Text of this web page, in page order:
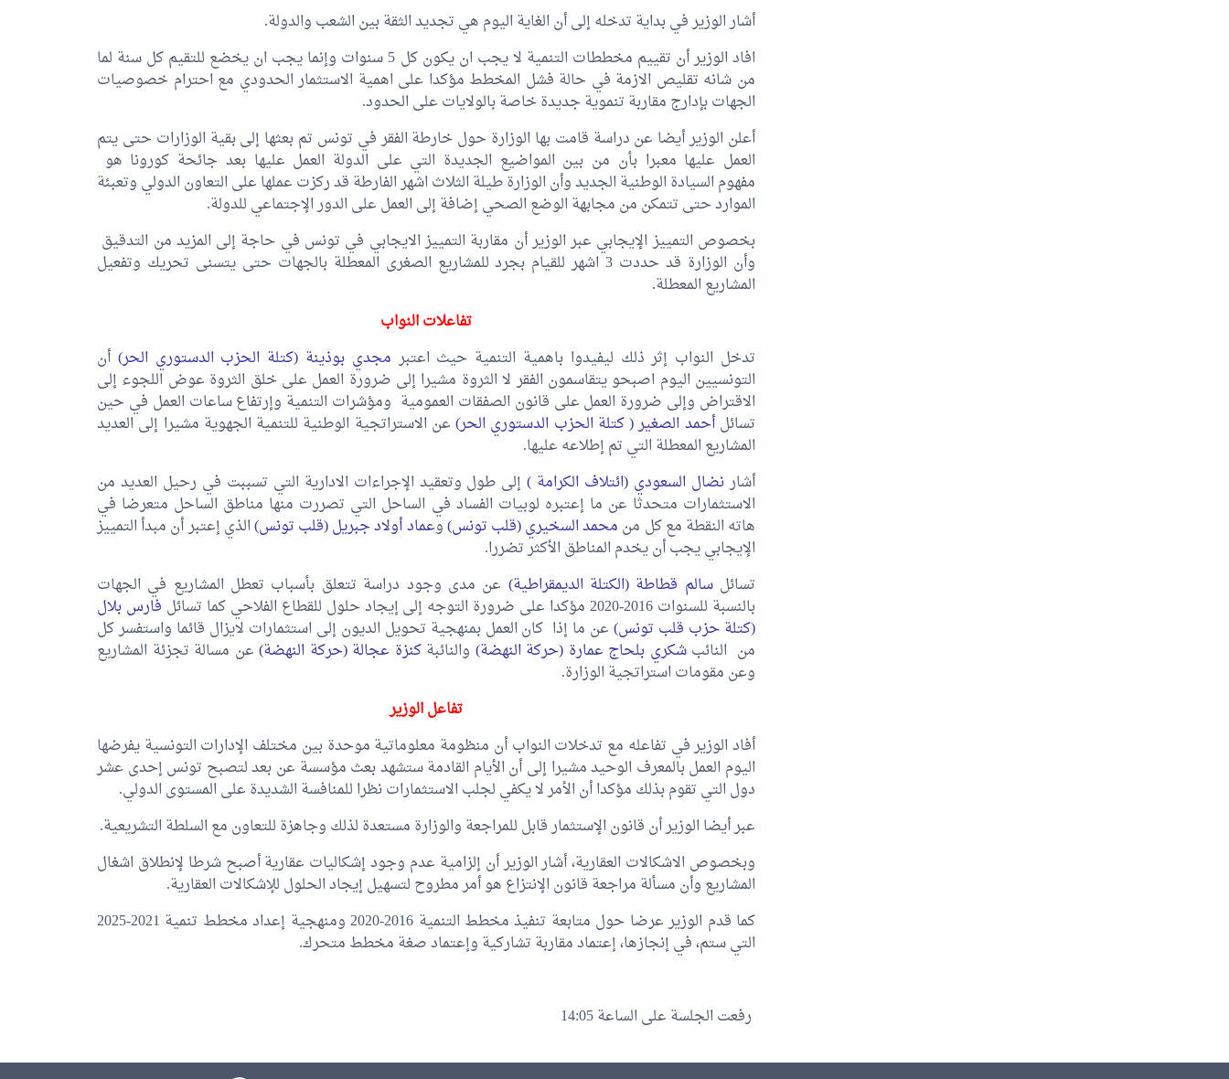
أشار الوزير في بداية تدخله إلى أن الغاية اليوم هي تجديد الثقة بين الشعب والدولة.
افاد الوزير أن تقييم مخططات التنمية لا يجب ان يكون كل 5 سنوات وإنما يجب ان يخضع للتقيم كل سنة لما
من شانه تقليص الازمة في حالة فشل المخطط مؤكدا على اهمية الاستثمار الحدودي مع احترام خصوصيات
الجهات بإدارج مقاربة تنموية جديدة خاصة بالولايات على الحدود.
أعلن الوزير أيضا عن دراسة قامت بها الوزارة حول خارطة الفقر في تونس تم بعثها إلى بقية الوزارات حتى يتم
العمل عليها معبرا بأن من بين المواضيع الجديدة التي على الدولة العمل عليها بعد جائحة كورونا هو
مفهوم السيادة الوطنية الجديد وأن الوزارة طيلة الثلاث اشهر الفارطة قد ركزت عملها على التعاون الدولي وتعبئة
الموارد حتى تتمكن من مجابهة الوضع الصحي إضافة إلى العمل على الدور الإجتماعي للدولة.
بخصوص التمييز الإيجابي عبر الوزير أن مقاربة التمييز الايجابي في تونس في حاجة إلى المزيد من التدقيق
وأن الوزارة قد حددت 3 اشهر للقيام بجرد للمشاريع الصغرى المعطلة بالجهات حتى يتسنى تحريك وتفعيل
المشاريع المعطلة.
تفاعلات النواب
تدخل النواب إثر ذلك ليفيدوا باهمية التنمية حيث اعتبر مجدي بوذينة (كتلة الحزب الدستوري الحر) أن
التونسيين اليوم اصبحو يتقاسمون الفقر لا الثروة مشيرا إلى ضرورة العمل على خلق الثروة عوض اللجوء إلى
الاقتراض وإلى ضرورة العمل على قانون الصفقات العمومية ومؤشرات التنمية وإرتفاع ساعات العمل في حين
تسائلأحمد الصغير ( كتلة الحزب الدستوري الحر)عن الاستراتجية الوطنية للتنمية الجهوية مشيرا إلى العديد
المشاريع المعطلة التي تم إطلاعه عليها.
أشارنضال السعودي (ائتلاف الكرامة )إلى طول وتعقيد الإجراءات الادارية التي تسببت في رحيل العديد من
الاستثمارات متحدثا عن ما إعتبره لوبيات الفساد في الساحل التي تصررت منها مناطق الساحل متعرضا في
هاته النقطة مع كل من محمد السخيري (قلب تونس)وعماد أولاد جبريل (قلب تونس)الذي إعتبر أن مبدأ التمييز
الإيجابي يجب أن يخدم المناطق الأكثر تضررا.
تسائلسالم قطاطة (الكتلة الديمقراطية) عن مدى وجود دراسة تتعلق بأسباب تعطل المشاريع في الجهات
بالنسبة للسنوات 2016-2020 مؤكدا على ضرورة التوجه إلى إيجاد حلول للقطاع الفلاحي كما تسائل
فارس بلال
(كتلة حزب قلب تونس)عن ما إذا كان العمل بمنهجية تحويل الديون إلى استثمارات لايزال قائما واستفسر كل
من النائبشكري بلحاج عمارة (حركة النهضة) والنائبةكنزة عجالة (حركة النهضة) عن مسالة تجزئة المشاريع
وعن مقومات استراتجية الوزارة.
تفاعل الوزير
أفاد الوزير في تفاعله مع تدخلات النواب أن منظومة معلوماتية موحدة بين مختلف الإدارات التونسية يفرضها
اليوم العمل بالمعرف الوحيد مشيرا إلى أن الأيام القادمة ستشهد بعث مؤسسة عن بعد لتصبح تونس إحدى عشر
دول التي تقوم بذلك مؤكدا أن الأمر لا يكفي لجلب الاستثمارات نظرا للمنافسة الشديدة على المستوى الدولي.
عبر أيضا الوزير أن قانون الإستثمار قابل للمراجعة والوزارة مستعدة لذلك وجاهزة للتعاون مع السلطة التشريعية.
وبخصوص الاشكالات العقارية، أشار الوزير أن إلزامية عدم وجود إشكاليات عقارية أصبح شرطا لإنطلاق اشغال
المشاريع وأن مسألة مراجعة قانون الإنتزاع هو أمر مطروح لتسهيل إيجاد الحلول للإشكالات العقارية.
كما قدم الوزير عرضا حول متابعة تنفيذ مخطط التنمية 2016-2020 ومنهجية إعداد مخطط تنمية 2021-2025
التي ستم، في إنجازها، إعتماد مقاربة تشاركية وإعتماد صغة مخطط متحرك.
رفعت الجلسة على الساعة 14:05